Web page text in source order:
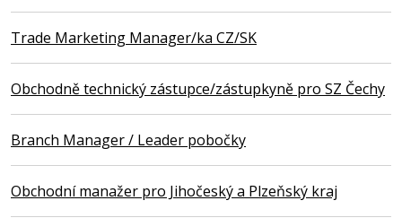
Trade Marketing Manager/ka CZ/SK
Obchodně technický zástupce/zástupkyně pro SZ Čechy
Branch Manager / Leader pobočky
Obchodní manažer pro Jihočeský a Plzeňský kraj